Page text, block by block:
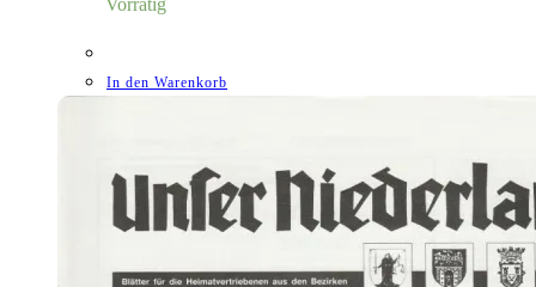
Vorrätig
In den Warenkorb